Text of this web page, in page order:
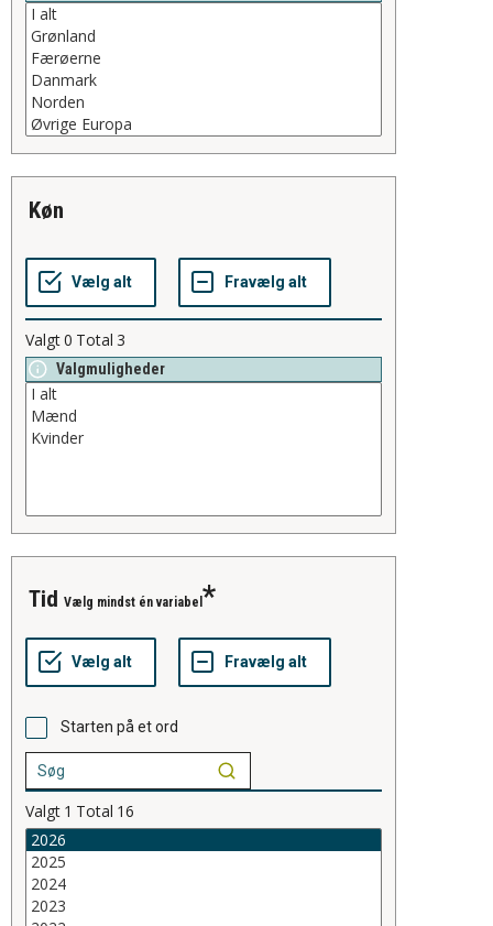
køn
Valgt0 Total 3
Valgmuligheder
tid Vælg mindst én variabel
Starten på et ord
Valgt 1 Total 16